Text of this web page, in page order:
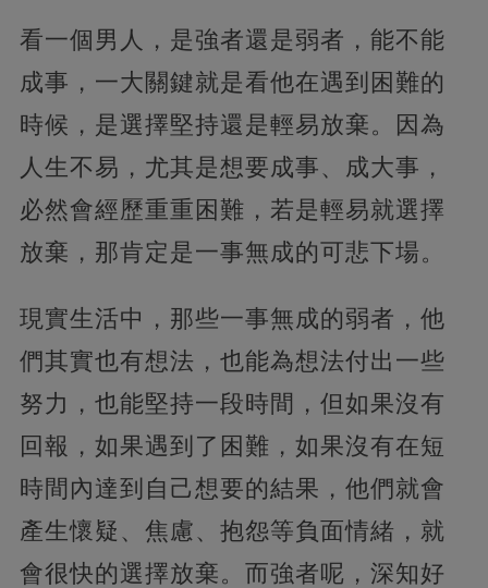
看一個男人，是強者還是弱者，能不能
成事，一大關鍵就是看他在遇到困難的
時候，是選擇堅持還是輕易放棄。因為
人生不易， 尤其是想要成事、成大事，
必然會經歷重重困難，若是輕易就選擇
放棄，那肯定是一事無成的可悲下場。
現實生活中，那些一事無成的弱者，他
們其實也有想法，也能為想法付出一些
努力， 也能堅持一段時間，但如果沒有
回報，如果遇到了困難，如果沒有在短
時間內達到自己想要的結果，他們就會
產生懷疑、焦慮、抱怨等負面情緒，就
會很快的選擇放棄。而強者呢，深知好